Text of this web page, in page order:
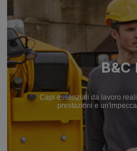
B&C
Capi essenziali da lavoro
prestazioni e